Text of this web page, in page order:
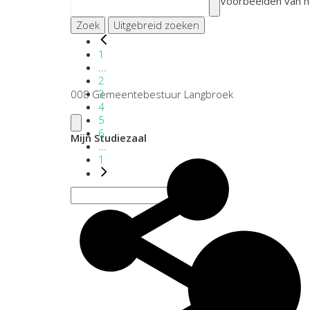
Zoek
Uitgebreid zoeken
1
2
3
4
5
6
...
1
008 Gemeentebestuur Langbroek
Mijn Studiezaal